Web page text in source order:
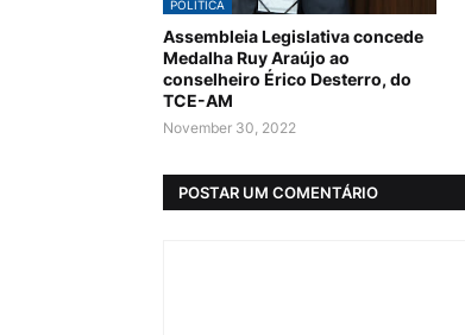
POLÍTICA
Assembleia Legislativa concede
Medalha Ruy Araújo ao
conselheiro Érico Desterro, do
TCE-AM
November 30, 2022
POSTAR UM COMENTÁRIO